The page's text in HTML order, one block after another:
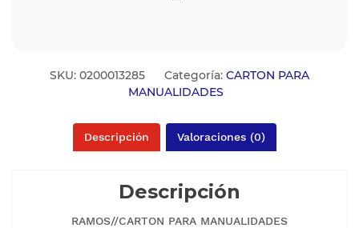
SKU: 0200013285 Categoría: CARTON PARA
MANUALIDADES
Descripción Valoraciones (0)
Descripción
RAMOS//CARTON PARA MANUALIDADES